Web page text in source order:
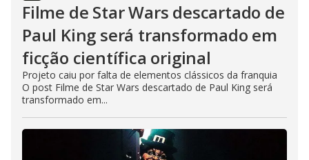
Filme de Star Wars descartado de
Paul King será transformado em
ficção científica original
Projeto caiu por falta de elementos clássicos da franquia
O post Filme de Star Wars descartado de Paul King será
transformado em...